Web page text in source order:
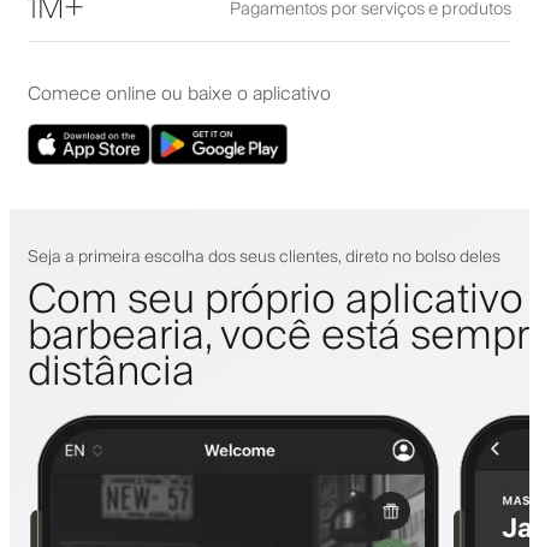
Pagamentos por serviços e produtos
Comece online ou baixe o aplicativo
Seja a primeira escolha dos seus clientes, direto no bolso deles
Com seu próprio
barbearia, você está
distância